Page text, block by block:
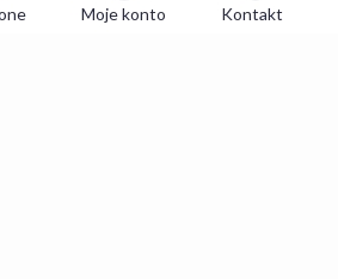
Moje konto Kontakt